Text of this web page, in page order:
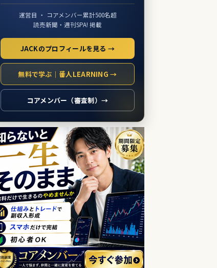
運営目 ・ コアメンバー累計500名超
読売新聞・週刊SPA! 掲載
JACKのプロフィールを見る →
無料で学ぶ｜番人LEARNING →
コアメンバー（審査制）→